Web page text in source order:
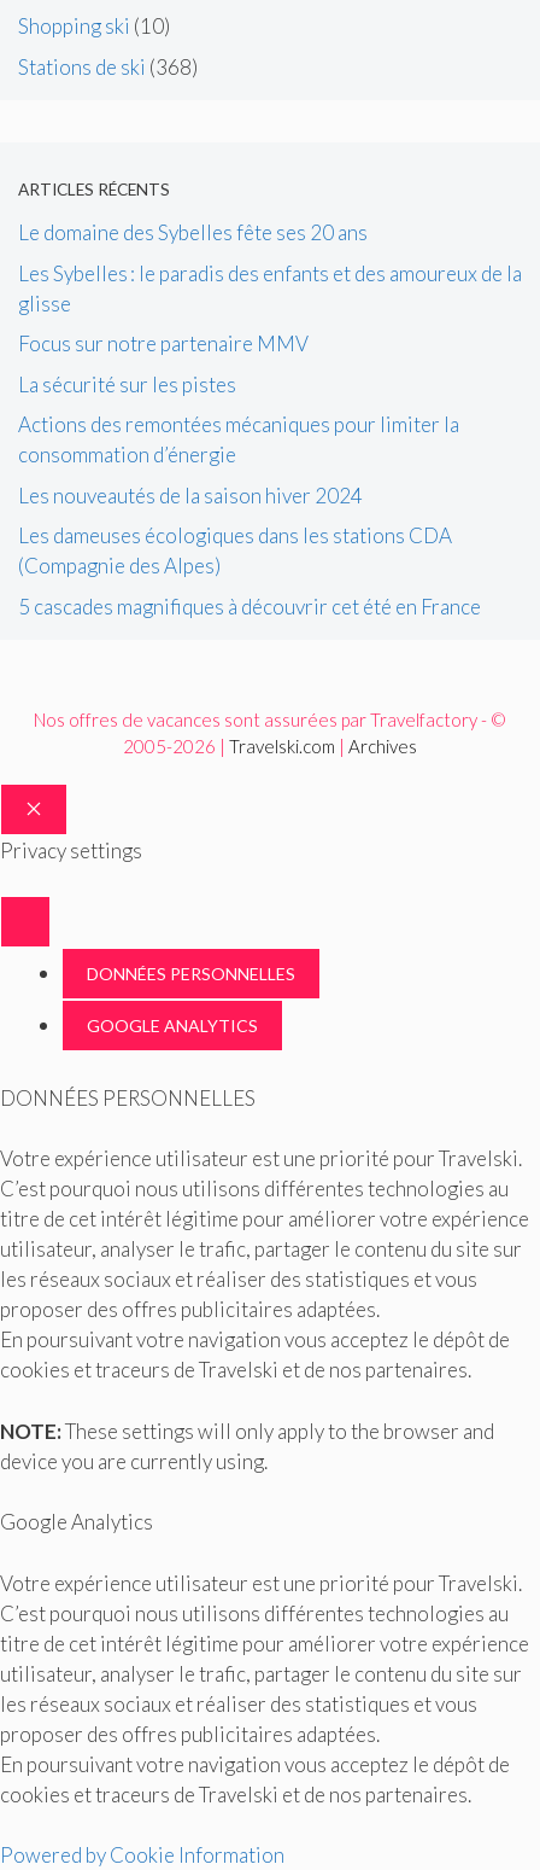
Shopping ski (10)
Stations de ski (368)
ARTICLES RÉCENTS
Le domaine des Sybelles fête ses 20 ans
Les Sybelles : le paradis des enfants et des amoureux de la
glisse
Focus sur notre partenaire MMV
La sécurité sur les pistes
Actions des remontées mécaniques pour limiter la
consommation d’énergie
Les nouveautés de la saison hiver 2024
Les dameuses écologiques dans les stations CDA
(Compagnie des Alpes)
5 cascades magnifiques à découvrir cet été en France
Nos offres de vacances sont assurées par Travelfactory - ©
2005-2026 | Travelski.com | Archives
FERMER
Privacy settings
DONNÉES PERSONNELLES
GOOGLE ANALYTICS
DONNÉES PERSONNELLES
Votre expérience utilisateur est une priorité pour Travelski.
C’est pourquoi nous utilisons différentes technologies au
titre de cet intérêt légitime pour améliorer votre expérience
utilisateur, analyser le trafic, partager le contenu du site sur
les réseaux sociaux et réaliser des statistiques et vous
proposer des offres publicitaires adaptées.
En poursuivant votre navigation vous acceptez le dépôt de
cookies et traceurs de Travelski et de nos partenaires.
NOTE:These settings will only apply to the browser and
device you are currently using.
Google Analytics
Votre expérience utilisateur est une priorité pour Travelski.
C’est pourquoi nous utilisons différentes technologies au
titre de cet intérêt légitime pour améliorer votre expérience
utilisateur, analyser le trafic, partager le contenu du site sur
les réseaux sociaux et réaliser des statistiques et vous
proposer des offres publicitaires adaptées.
En poursuivant votre navigation vous acceptez le dépôt de
cookies et traceurs de Travelski et de nos partenaires.
Powered by Cookie Information